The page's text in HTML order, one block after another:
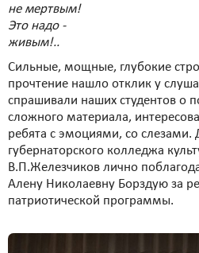
не мертвым!
Это надо -
живым!..
Сильные, мощные, глубокие
прочтение нашло отклик у
спрашивали наших студентов о
сложного материала,
ребята с эмоциями, со слезами.
губернаторского колледжа
В.П.Железчиков лично
Алену Николаевну Борздую за
патриотической программы.